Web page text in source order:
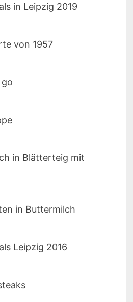
in Leipzig 2019
von 1957
in Blätterteig mit
in Buttermilch
Leipzig 2016